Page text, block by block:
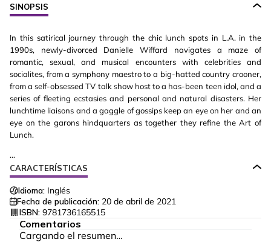
SINOPSIS
In this satirical journey through the chic lunch spots in L.A. in the
1990s, newly-divorced Danielle Wiffard navigates a maze of
romantic, sexual, and musical encounters with celebrities and
socialites, from a symphony maestro to a big-hatted country crooner,
from a self-obsessed TV talk show host to a has-been teen idol, and a
series of fleeting ecstasies and personal and natural disasters. Her
lunchtime liaisons and a gaggle of gossips keep an eye on her and an
eye on the garons hindquarters as together they refine the Art of
Lunch.
...
CARACTERÍSTICAS
Idioma: Inglés
Fecha de publicación: 20 de abril de 2021
ISBN: 9781736165515
Comentarios
Cargando el resumen…